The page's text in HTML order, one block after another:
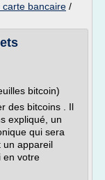
bancaire /
bitcoin)
des bitcoins . Il
expliqué, un
qui sera
un appareil
en votre